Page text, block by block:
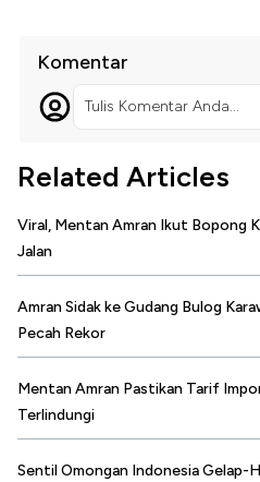
Komentar
Tulis Komentar Anda...
Related Articles
Viral, Mentan Amran Ikut Bopong
Jalan
Amran Sidak ke Gudang Bulog
Pecah Rekor
Mentan Amran Pastikan Tarif
Terlindungi
Sentil Omongan Indonesia Gelap-